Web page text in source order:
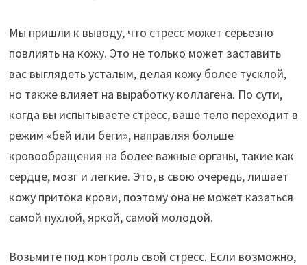
Мы пришли к выводу, что стресс может серьезно
повлиять на кожу. Это не только может заставить
вас выглядеть усталым, делая кожу более тусклой,
но также влияет на выработку коллагена. По сути,
когда вы испытываете стресс, ваше тело переходит в
режим «бей или беги», направляя больше
кровообращения на более важные органы, такие как
сердце, мозг и легкие. Это, в свою очередь, лишает
кожу притока крови, поэтому она не может казаться
самой пухлой, яркой, самой молодой.
Возьмите под контроль свой стресс. Если возможно,